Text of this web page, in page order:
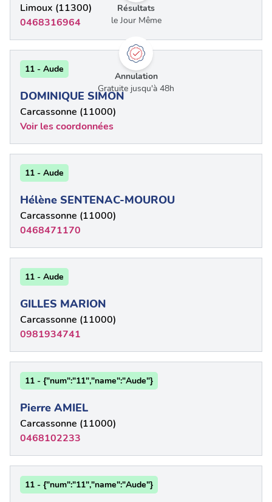
Résultats
le Jour Même
Annulation
Gratuite jusqu'à 48h
Limoux (11300)
0468316964
11 - Aude
DOMINIQUE SIMON
Carcassonne (11000)
Voir les coordonnées
11 - Aude
Hélène SENTENAC-MOUROU
Carcassonne (11000)
0468471170
11 - Aude
GILLES MARION
Carcassonne (11000)
0981934741
11 - {"num":"11","name":"Aude"}
Pierre AMIEL
Carcassonne (11000)
0468102233
11 - {"num":"11","name":"Aude"}